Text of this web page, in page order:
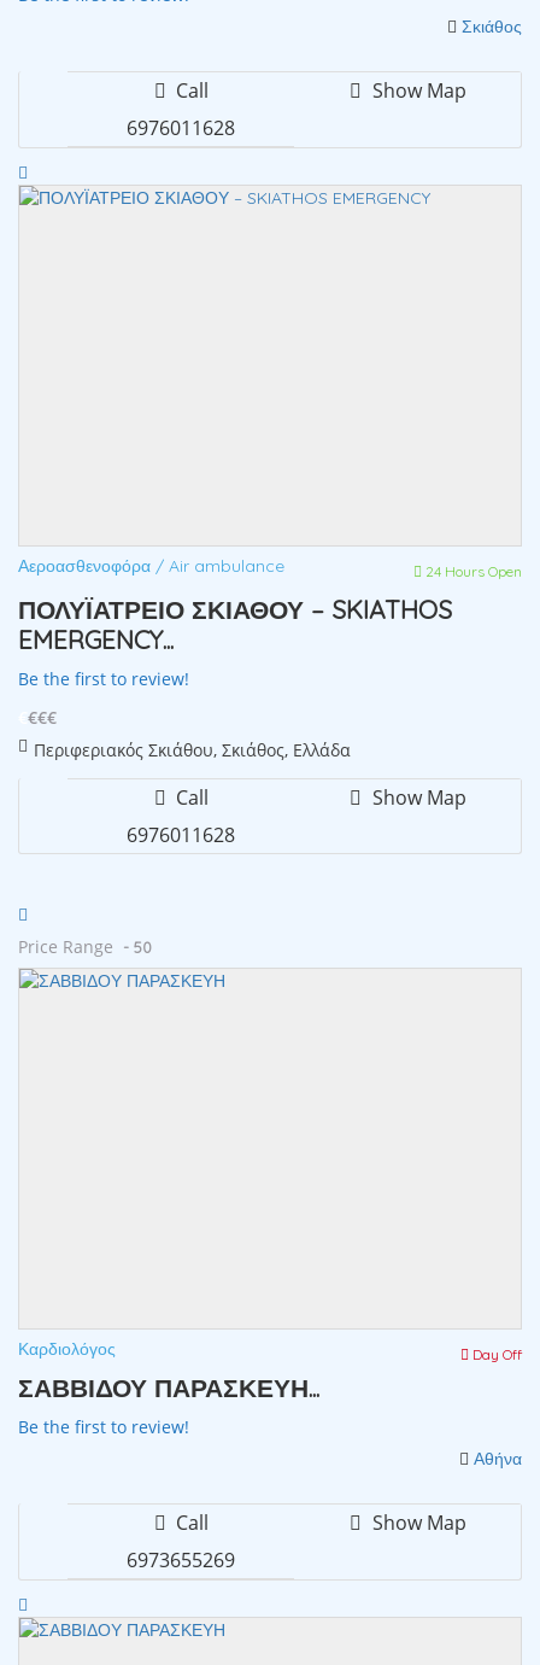
Σκιάθος
Call
6976011628
Show Map
Αεροασθενοφόρα / Air ambulance 24 Hours Open
ΠΟΛΥΪΑΤΡΕΙΟ ΣΚΙΑΘΟΥ – SKIATHOS
EMERGENCY...
Be the first to review!
€€€
Περιφεριακός Σκιάθου, Σκιάθος, Ελλάδα
Call
6976011628
Show Map
Price Range - 50
Καρδιολόγος Day Off
ΣΑΒΒΙΔΟΥ ΠΑΡΑΣΚΕΥΗ...
Be the first to review!
Αθήνα
Call
6973655269
Show Map